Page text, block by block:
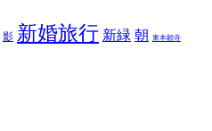
影 新婚旅行 新緑 朝 東本願寺